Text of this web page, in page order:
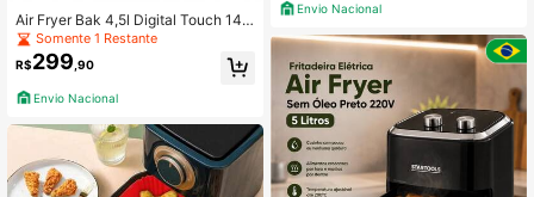
Air Fryer Bak 4,5l Digital Touch 140
0w 220v Preta
Somente 1 Restante
R$299 ,90
Envio Nacional
Envio Nacional